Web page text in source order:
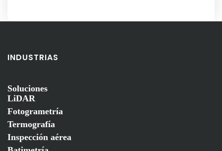
INDUSTRIAS
Soluciones
LiDAR
Fotogrametría
Termografía
Inspección aérea